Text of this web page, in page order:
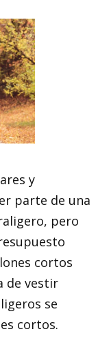
y
parte de una
pero
cortos
de vestir
se
cortos.